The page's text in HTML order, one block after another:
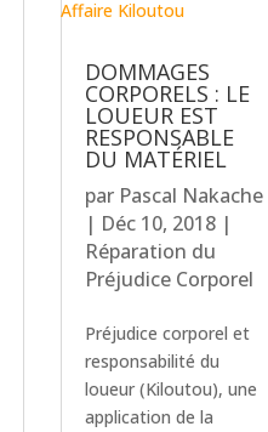
DOMMAGES
CORPORELS : LE
LOUEUR EST
RESPONSABLE
DU MATÉRIEL
par Pascal Nakache
| Déc 10, 2018|
Réparation du
Préjudice Corporel
Préjudice corporel et
responsabilité du
loueur (Kiloutou), une
application de la